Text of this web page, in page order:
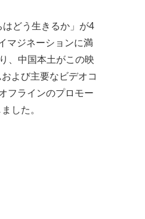
はどう生きるか」が4
マジネーションに満
、中国本土がこの映
よび主要なビデオコ
フラインのプロモー
した。